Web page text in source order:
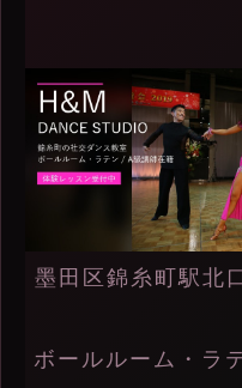
墨田区錦糸町駅北
ボールルーム・ラ